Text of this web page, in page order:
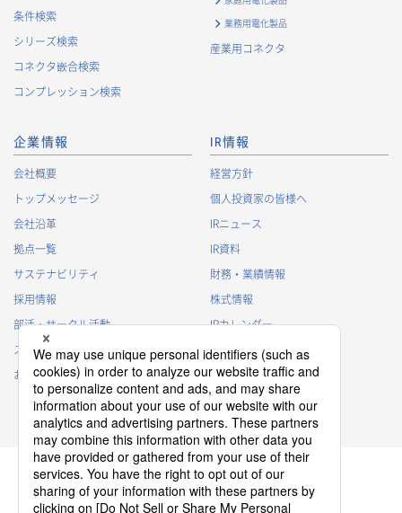
・
当社事業および取引に関するアンケート調査等への協力依
・
官公庁・各種業界団体等への報告・届出のため
採用応募者に関する個人情報
・
採用選考のため
・
当社における採用業務管理のため
・
その他、法令の定め、または法的権限のある当局の法令に
基づく命令・指導等に従った対応
退職者から取得した個人情報
・
退職後の連絡
・
その他、法令の定め、または法的権限のある当局の法令に
基づく命令・指導等に従った対応
3. 個人情報の第三者提供について
当社は、以下の場合を除き、個人情報を第三者に提供すること
はございません。
(1)
事前にご本人の同意を得ている場合
条件検索
シリーズ検索
コネクタ嵌合検索
コンプレッション検索
業務用電化製品
産業用コネクタ
企業情報
会社概要
トップメッセージ
会社沿革
拠点一覧
サステナビリティ
採用情報
部活・サークル活動
スポンサー活動
お問い合わせ
IR情報
経営方針
個人投資家の皆様へ
IRニュース
IR資料
財務・業績情報
株式情報
IRカレンダー
IRに関するよくあるご質問
IRポリシー
免責事項